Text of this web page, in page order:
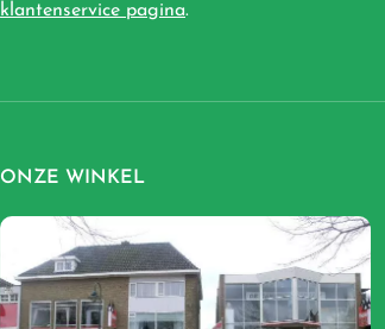
klantenservice pagina.
ONZE WINKEL